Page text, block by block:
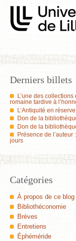
Derniers billets
L’une des
romaine tardive à
L’Antiquité en
Don de la
Don de la
Présence de
jours
Catégories
À propos de ce blog
Bibliothéconomie
Brèves
Entretiens
Éphéméride